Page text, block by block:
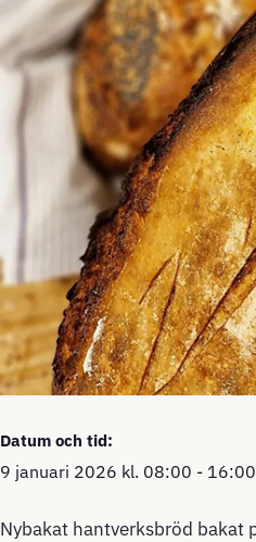
Datum och tid:
9 januari 2026 kl. 08:00 - 16:00
Nybakat hantverksbröd bakat